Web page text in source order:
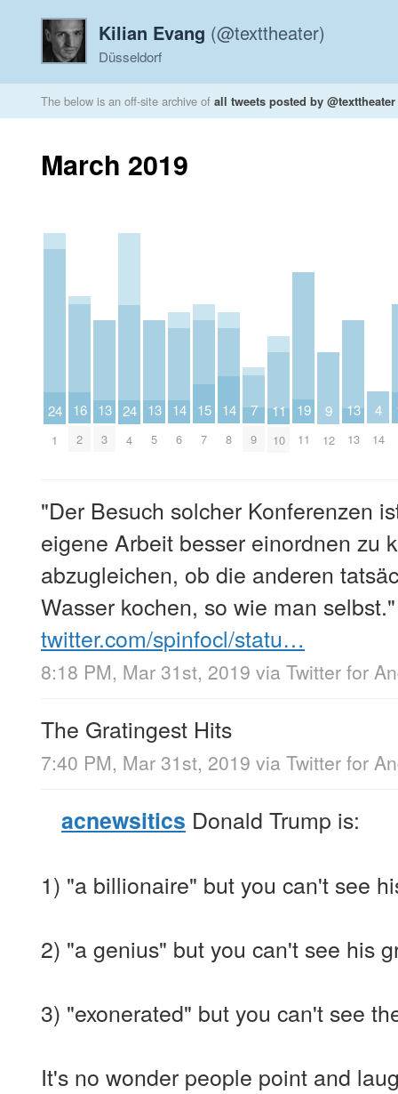
Kilian Evang (@texttheater)
Düsseldorf
The below is an off-site archive of all tweets posted by @texttheater
March 2019
24
1
16
2
13
3
24
4
13
5
14
6
15
7
14
8
7
9
11
10
19
11
9
12
13
13
4
14
"Der Besuch solcher Konferenzen
eigene Arbeit besser einordnen zu
abzugleichen, ob die anderen
Wasser kochen, so wie man selbst."
twitter.com/spinfocl/statu…
8:18 PM, Mar 31st, 2019 via Twitter for
The Gratingest Hits
7:40 PM, Mar 31st, 2019 via Twitter for
acnewsitics Donald Trump is:
1) "a billionaire" but you can't see
2) "a genius" but you can't see his
3) "exonerated" but you can't see
It's no wonder people point and